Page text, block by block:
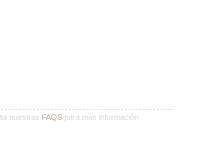
nuestras FAQSpara más información